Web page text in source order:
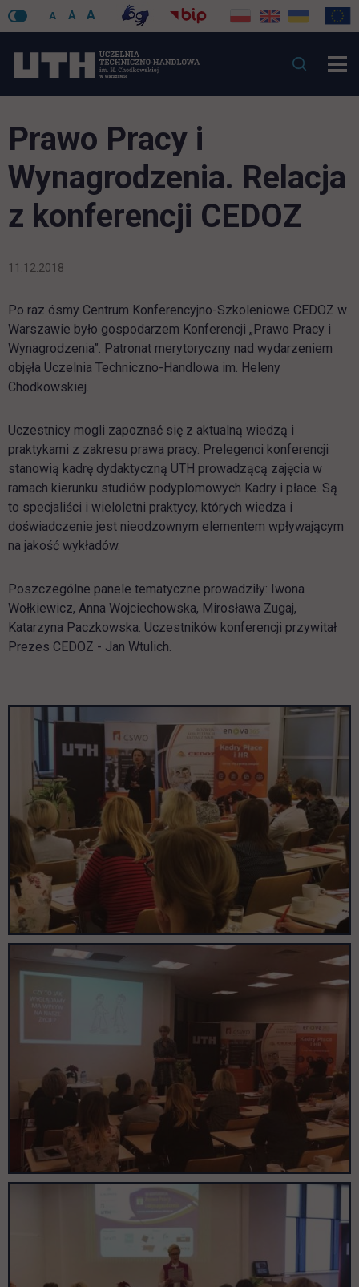
A A A
Prawo Pracy i
Wynagrodzenia. Relacja
z konferencji CEDOZ
11.12.2018
Po raz ósmy Centrum Konferencyjno-Szkoleniowe CEDOZ w
Warszawie było gospodarzem Konferencji „Prawo Pracy i
Wynagrodzenia”. Patronat merytoryczny nad wydarzeniem
objęła Uczelnia Techniczno-Handlowa im. Heleny
Chodkowskiej.
Uczestnicy mogli zapoznać się z aktualną wiedzą i
praktykami z zakresu prawa pracy. Prelegenci konferencji
stanowią kadrę dydaktyczną UTH prowadzącą zajęcia w
ramach kierunku studiów podyplomowych Kadry i płace. Są
to specjaliści i wieloletni praktycy, których wiedza i
doświadczenie jest nieodzownym elementem wpływającym
na jakość wykładów.
Poszczególne panele tematyczne prowadziły: Iwona
Wołkiewicz, Anna Wojciechowska, Mirosława Zugaj,
Katarzyna Paczkowska. Uczestników konferencji przywitał
Prezes CEDOZ - Jan Wtulich.